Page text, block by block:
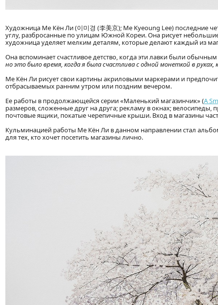
Художница Ме Кён Ли (이미경 (李美京); Me Kyeoung Lee) последние
углу, разбросанные по улицам Южной Кореи. Она рисует
художница уделяет мелким деталям, которые делают каждый из
Она вспоминает счастливое детство, когда эти лавки были
но это было время, когда я была счастлива с одной монеткой в руках,
Ме Кён Ли рисует свои картины акриловыми маркерами и
отбрасываемых ранним утром или поздним вечером.
Ее работы в продолжающейся серии «Маленький магазинчик» (A
размеров, сложенные друг на друга; рекламу в окнах;
почтовые ящики, покатые черепичные крыши. Вход в магазины
Кульминацией работы Ме Кён Ли в данном направлении стал
для тех, кто хочет посетить магазины лично.